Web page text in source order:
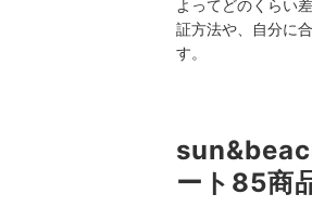
よってどのくらい
証方法や、自分に
す。
ート85商